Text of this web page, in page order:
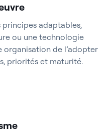
principes adaptables,
ou une technologie
organisation de l’adopter
priorités et maturité.